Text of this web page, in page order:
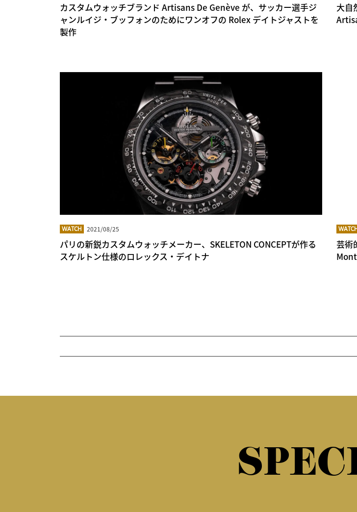
カスタムウォッチブランド Artisans De Genève が、サッカー選手ジ
ャンルイジ・ブッフォンのためにワンオフの Rolex デイトジャストを
製作
大自
WATCH 2021/08/25
パリの新鋭カスタムウォッチメーカー、SKELETON CONCEPTが作る
スケルトン仕様のロレックス・デイトナ
芸術